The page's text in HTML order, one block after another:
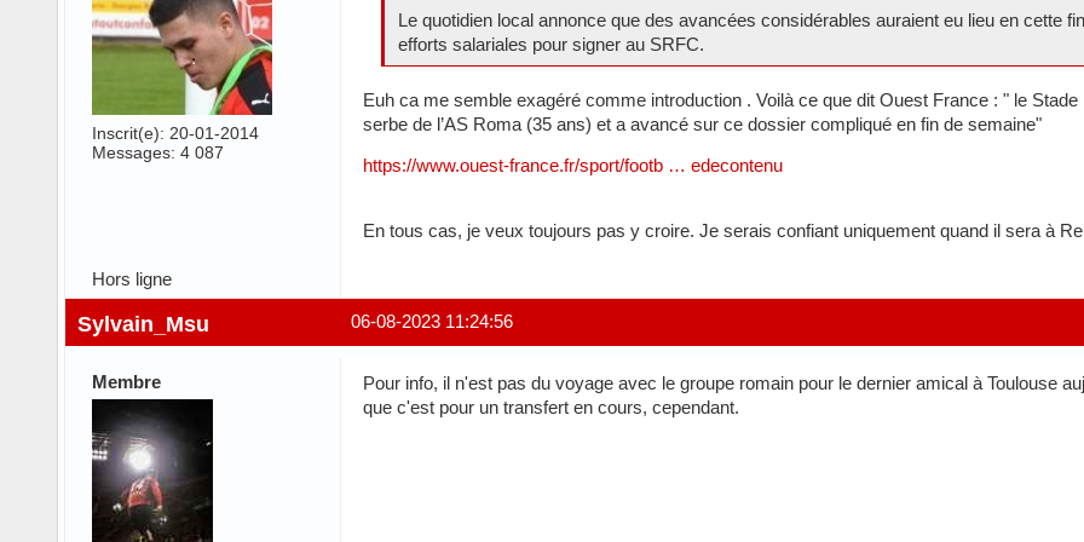
Inscrit(e): 20-01-2014
Messages: 4 087
Le quotidien local annonce que des avancées considérables auraient eu lieu en cette
efforts salariales pour signer au SRFC.
Euh ca me semble exagéré comme introduction . Voilà ce que dit Ouest France : " le
serbe de l’AS Roma (35 ans) et a avancé sur ce dossier compliqué en fin de semaine"
https://www.ouest-france.fr/sport/footb … edecontenu
En tous cas, je veux toujours pas y croire. Je serais confiant uniquement quand il sera à
Hors ligne
06-08-2023 11:24:56
Sylvain_Msu
Membre
Pour info, il n'est pas du voyage avec le groupe romain pour le dernier amical à Toulouse
que c'est pour un transfert en cours, cependant.